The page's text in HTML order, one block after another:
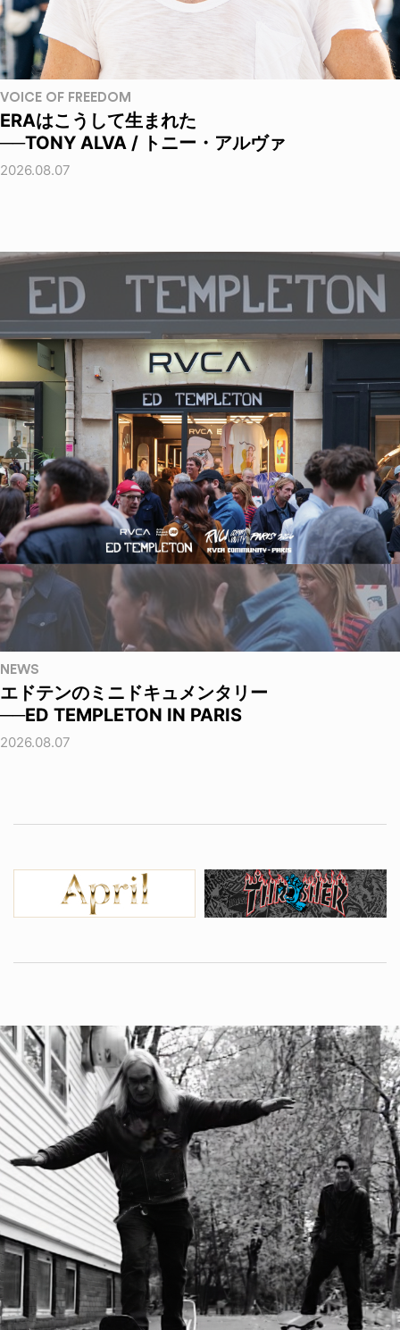
VOICE OF FREEDOM
ERAはこうして生まれた
──TONY ALVA / トニー・アルヴァ
2026.08.07
NEWS
エドテンのミニドキュメンタリー
──ED TEMPLETON IN PARIS
2026.08.07